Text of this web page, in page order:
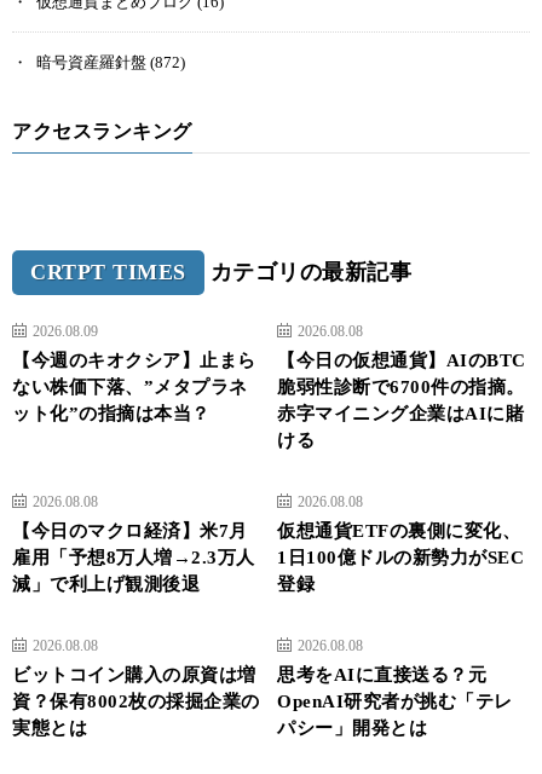
暗号資産羅針盤 (872)
アクセスランキング
CRTPT TIMES カテゴリの最新記事
2026.08.09
【今週のキオクシア】止まら
ない株価下落、”メタプラネ
ット化”の指摘は本当？
2026.08.08
【今日の仮想通貨】AIのBTC
脆弱性診断で6700件の指摘。
赤字マイニング企業はAIに賭
ける
2026.08.08
【今日のマクロ経済】米7月
雇用「予想8万人増→2.3万人
減」で利上げ観測後退
2026.08.08
仮想通貨ETFの裏側に変化、
1日100億ドルの新勢力がSEC
登録
2026.08.08
ビットコイン購入の原資は増
資？保有8002枚の採掘企業の
実態とは
2026.08.08
思考をAIに直接送る？元
OpenAI研究者が挑む「テレ
パシー」開発とは